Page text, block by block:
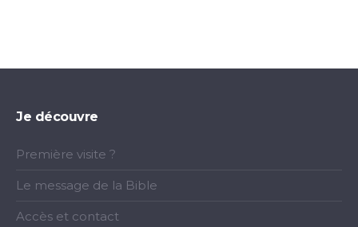
Je découvre
Première visite ?
Le message de la Bible
Accès et contact